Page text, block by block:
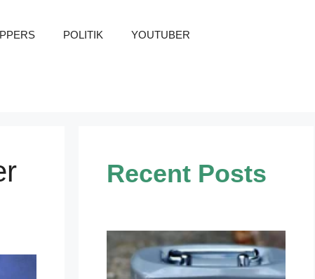
POLITIK YOUTUBER
Recent Posts